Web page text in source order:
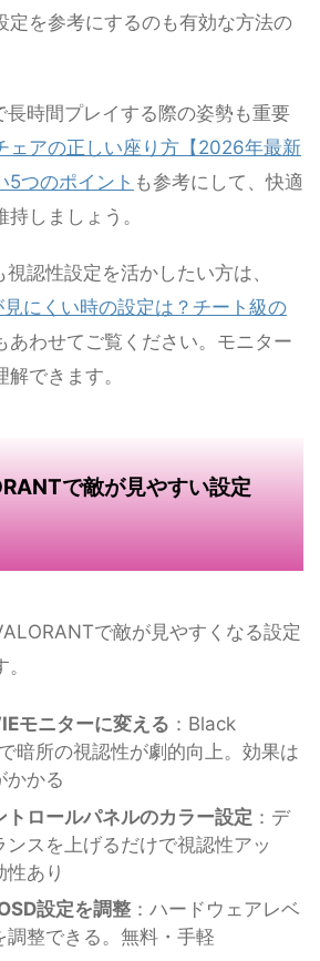
定を参考にするのも有効な方法の
長時間プレイする際の姿勢も重要
ェアの正しい座り方【2026年最新
5つのポイント も参考にして、快適
しましょう。
認性設定を活かしたい方は、
見にくい時の設定は？チート級の
あわせてご覧ください。モニター
できます。
で敵が見やすい設定
で敵が見やすくなる設定
モニターに変える ：Black
暗所の視認性が劇的向上。効果は
かかる
ロールパネルのカラー設定 ：デ
ンスを上げるだけで視認性アッ
性あり
設定を調整 ：ハードウェアレベ
調整できる。無料・手軽